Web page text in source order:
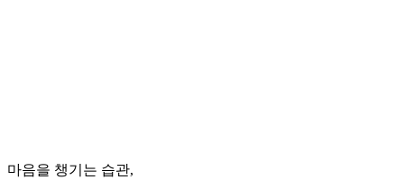
마음을 챙기는 습관,